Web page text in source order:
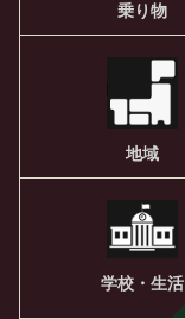
乗り物
地域
学校・生活